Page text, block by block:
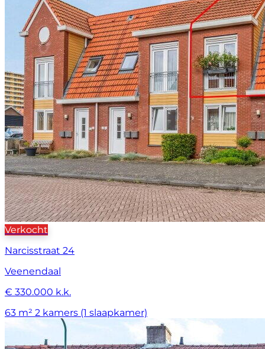
Verkocht
Narcisstraat 24
Veenendaal
€ 330.000 k.k.
63 m² 2 kamers (1 slaapkamer)